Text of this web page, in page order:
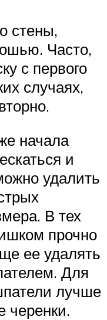
стены,
Часто,
с первого
случаях,
начала
и
удалить
В тех
прочно
ее удалять
Для
лучше
черенки.